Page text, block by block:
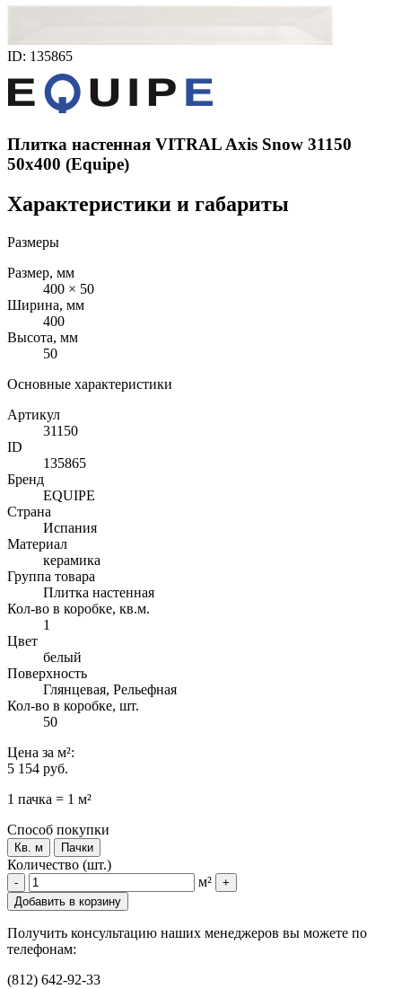
ID: 135865
Плитка настенная VITRAL Axis Snow 31150
50x400 (Equipe)
Характеристики и габариты
Размеры
Размер, мм
400 × 50
Ширина, мм
400
Высота, мм
50
Основные характеристики
Артикул
31150
ID
135865
Бренд
EQUIPE
Страна
Испания
Материал
керамика
Группа товара
Плитка настенная
Кол-во в коробке, кв.м.
1
Цвет
белый
Поверхность
Глянцевая, Рельефная
Кол-во в коробке, шт.
50
Цена за м²:
5 154 руб.
1 пачка = 1 м²
Способ покупки
Кв. м Пачки
Количество (шт.)
- м²
+
Добавить в корзину
Получить консультацию наших менеджеров вы можете по
телефонам:
(812) 642-92-33